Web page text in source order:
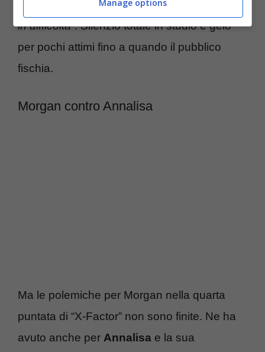
infatti i miei mi sono sembrati molto
in difficoltà”. Silenzio totale in studio e gelo
per pochi attimi fino a quando il pubblico
fischia.
Morgan contro Annalisa
Ma le polemiche per Morgan nella quarta
puntata di “X-Factor” non sono finite. Ne ha
avuto anche per Annalisa e la sua
Manage options